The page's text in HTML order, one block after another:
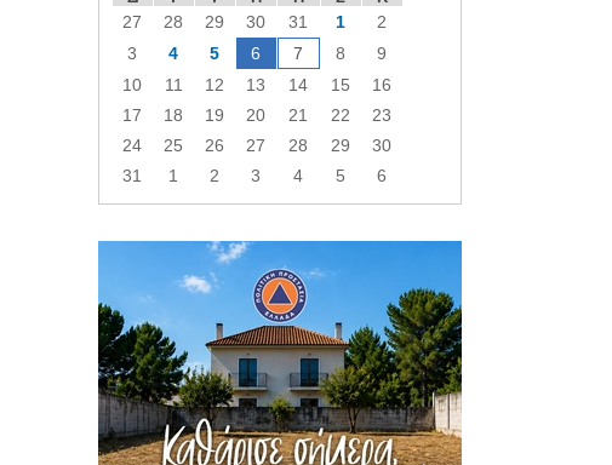
27 28 29 30 31 1
2
3
4 5 6 7 8
9
10
11 12 13 14 15
16
17
18 19 20 21 22
23
24
25 26 27 28 29
30
31
1 2 3 4 5 6